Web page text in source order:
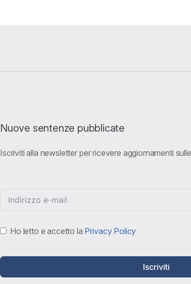
Nuove sentenze pubblicate
Iscriviti alla newsletter per ricevere aggiornamenti
Ho letto e accetto la Privacy Policy
Iscriviti